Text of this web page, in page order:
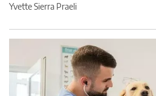
Yvette Sierra Praeli